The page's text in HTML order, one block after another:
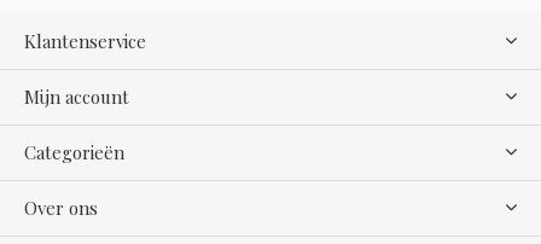
Klantenservice
Mijn account
Categorieën
Over ons